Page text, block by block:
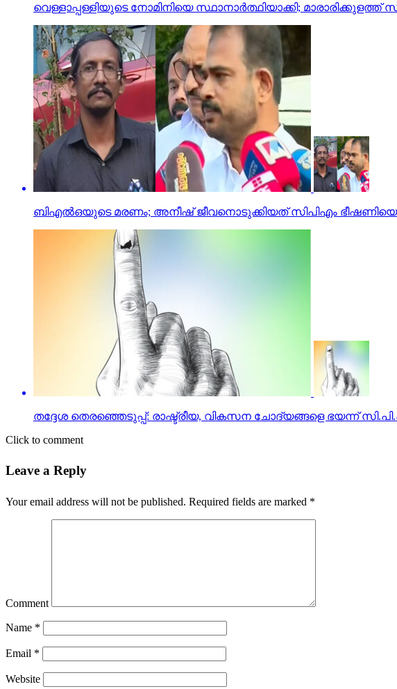
വെള്ളാപ്പള്ളിയുടെ നോമിനിയെ സ്ഥാനാര്‍ത്ഥിയാക്കി; മാരാരിക്കുളത്ത്
ബിഎല്‍ഒയുടെ മരണം; അനീഷ് ജീവനൊടുക്കിയത് സിപിഎം ഭീഷണിയെ
തദ്ദേശ തെരഞ്ഞെടുപ്പ്: രാഷ്ട്രീയ, വികസന ചോദ്യങ്ങളെ ഭയന്ന്
Click to comment
Leave a Reply
Your email address will not be published. Required fields are marked *
Comment
Name *
Email *
Website